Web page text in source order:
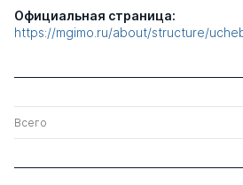
Официальная страница:
https://mgimo.ru/about/structure/
Всего